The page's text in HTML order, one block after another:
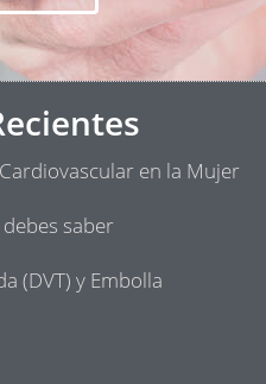
en la Mujer
saber
(DVT) y Embolla